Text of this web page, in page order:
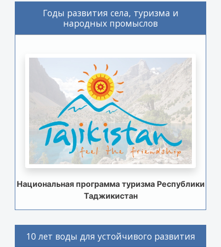
Годы развития села, туризма и
народных промыслов
Национальная программа туризма Республики
Таджикистан
10 лет воды для устойчивого развития